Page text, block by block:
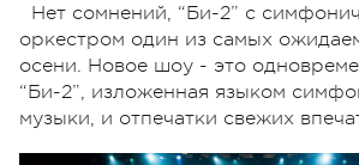
Нет сомнений, “Би-2” с
оркестром один из самых
осени. Новое шоу - это
“Би-2”, изложенная языком
музыки, и отпечатки свежих